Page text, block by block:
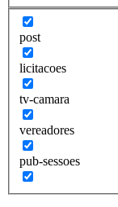
post
licitacoes
tv-camara
vereadores
pub-sessoes